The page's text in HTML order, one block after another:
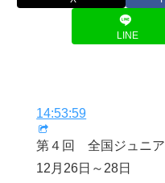
LINE
14:53:59
第４回 全国ジュニア
12月26日～28日